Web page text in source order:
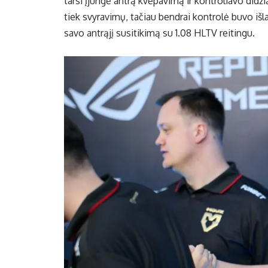
tiek svyravimų, tačiau bendrai kontrolė buvo
savo antrąjį susitikimą su 1.08 HLTV reitingu.